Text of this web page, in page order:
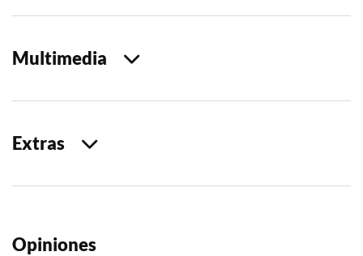
Multimedia
Extras
Opiniones